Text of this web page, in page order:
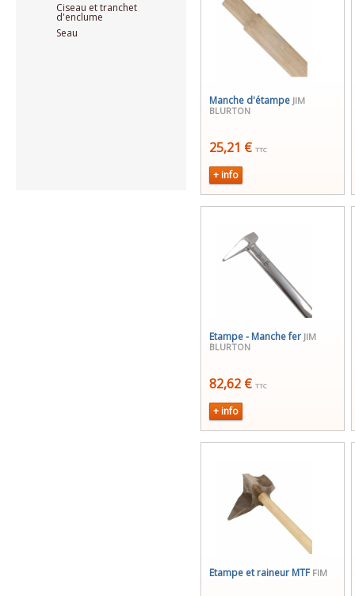
Ciseau et tranchet
d'enclume
Seau
Manche d'étampe JIM
BLURTON
25,21 € TTC
+ info
Etampe - Manche fer JIM
BLURTON
82,62 € TTC
+ info
Etampe et raineur MTF FIM